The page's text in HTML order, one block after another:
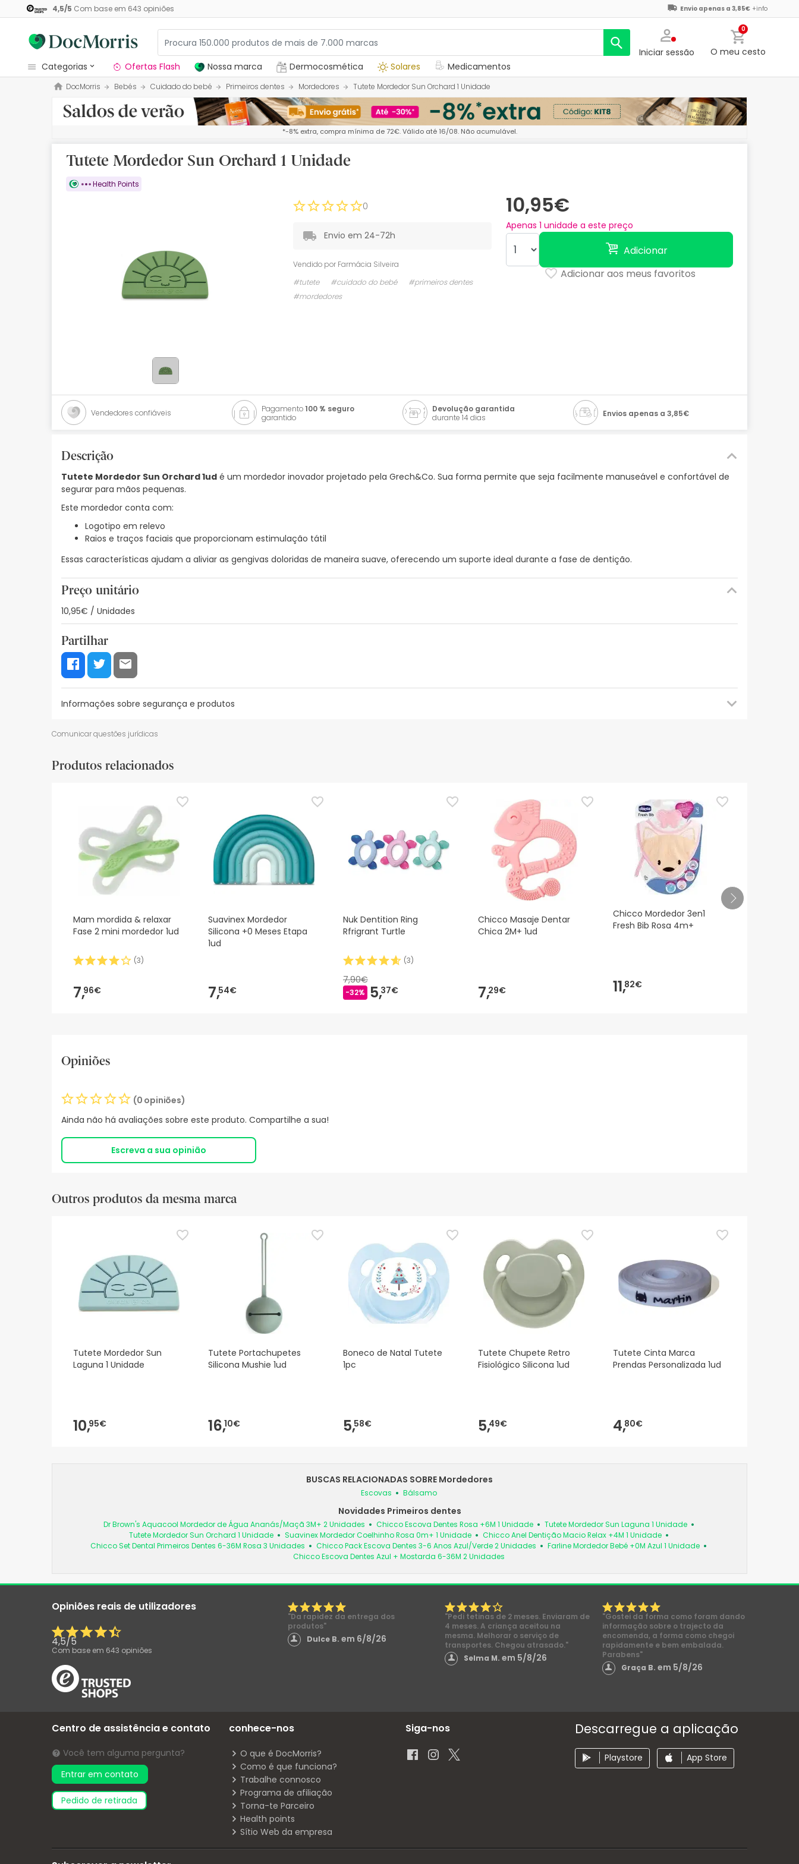
4,5/5 Com base em 643 opiniões Envio apenas a 3,85€ +info
Iniciar sessão
0
O meu cesto
categorias
Dermocosmetica
Nossa marca
Medicamentos
Cosmética
Promoções
Mais vendidos
Health points
Ofertas Flash Nossa marca Dermocosmética Solares Medicamentos
DocMorris Bebés Cuidado do bebé Primeiros dentes Mordedores Tutete Mordedor Sun Orchard 1 Unidade
*-8% extra, compra mínima de 72€. Válido até 16/08. Não acumulável.
Tutete Mordedor Sun Orchard 1 Unidade
Health Points
10,95€
Apenas 1 unidade a este preço
Adicionar
Adicionar aos meus favoritos
0
Envio em 24-72h
Vendido por Farmácia Silveira
#tutete
#cuidado do bebé
#primeiros dentes
#mordedores
Vendedores confiáveis Pagamento100 % seguro
garantido
Devolução garantida
durante 14 dias
Envios apenas a 3,85€
Descrição
Tutete Mordedor Sun Orchard 1ud é um mordedor inovador projetado pela Grech&Co. Sua forma permite que seja facilmente manuseável e confortável de
segurar para mãos pequenas.
Este mordedor conta com:
Logotipo em relevo
Raios e traços faciais que proporcionam estimulação tátil
Essas características ajudam a aliviar as gengivas doloridas de maneira suave, oferecendo um suporte ideal durante a fase de dentição.
Preço unitário
10,95€ / Unidades
Partilhar
Informações sobre segurança e produtos
Recursos de segurança visual
De momento, não dispomos de imagens de segurança para este produto, mas estamos a trabalhar nisso. Recomendamos que voltes mais tarde para veres as
sobre segurança, não hesites em contactar-nos. Além disso, se desejares, também podes devolver o produto seguindo os
nossos termos e condições.
Comunicar questões jurídicas
Produtos relacionados
Mam mordida & relaxar
Fase 2 mini mordedor 1ud
(3)
7,96€
Suavinex Mordedor
Silicona +0 Meses Etapa
1ud
7,54€
Nuk Dentition Ring
Rfrigrant Turtle
(3)
7,90€
-32% 5,37€
Chicco Masaje Dentar
Chica 2M+ 1ud
7,29€
Chicco Mordedor 3en1
Fresh Bib Rosa 4m+
11,82€
Opiniões
(0 opiniões)
Ainda não há avaliações sobre este produto. Compartilhe a sua!
Escreva a sua opinião
Outros produtos da mesma marca
Tutete Mordedor Sun
Laguna 1 Unidade
10,95€
Tutete Portachupetes
Silicona Mushie 1ud
16,10€
Boneco de Natal Tutete
1pc
5,58€
Tutete Chupete Retro
Fisiológico Silicona 1ud
5,49€
Tutete Cinta Marca
Prendas Personalizada 1ud
4,80€
BUSCAS RELACIONADAS SOBRE Mordedores
Escovas Bálsamo
Novidades Primeiros dentes
Dr Brown's Aquacool Mordedor de Água Ananás/Maçã 3M+ 2 Unidades Chicco Escova Dentes Rosa +6M 1 Unidade
Tutete Mordedor Sun Laguna 1 Unidade
Tutete Mordedor Sun Orchard 1 Unidade
Suavinex Mordedor Coelhinho Rosa 0m+ 1 Unidade
Chicco Anel Dentição Macio Relax +4M 1 Unidade
Chicco Set Dental Primeiros Dentes 6-36M Rosa 3 Unidades
Chicco Pack Escova Dentes 3-6 Anos Azul/Verde 2 Unidades
Farline Mordedor Bebé +0M Azul 1 Unidade
Chicco Escova Dentes Azul + Mostarda 6-36M 2 Unidades
Opiniões reais de utilizadores
4,5/5
Com base em 643 opiniões
"Da rapidez da entrega dos
produtos"
Dulce B. em 6/8/26
"Pedi tetinas de 2 meses. Enviaram de
4 meses. A criança aceitou na
mesma. Melhorar o serviço de
transportes. Chegou atrasado."
Selma M.em 5/8/26
"Gostei da forma como foram dando
informação sobre o trajecto da
encomenda, a forma como chegoi
rapidamente e bem embalada.
Parabens"
Graça B. em 5/8/26
Centro de assistência e contato
Você tem alguma pergunta?
Entrar em contato
pedido de retirada
conhece-nos
O que é DocMorris?
Como é que funciona?
Trabalhe connosco
Programa de afiliação
Torna-te Parceiro
Health points
Sítio Web da empresa
Siga-nos Descarregue a aplicação
Playstore App Store